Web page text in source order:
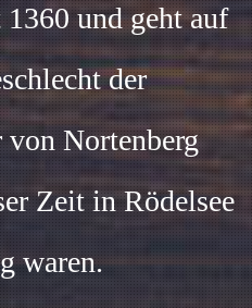
und geht auf
der
Nortenberg
Zeit in Rödelsee
waren.